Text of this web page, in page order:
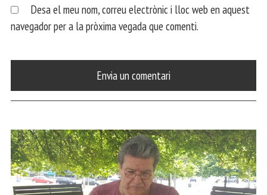
Desa el meu nom, correu electrònic i lloc web en aquest
navegador per a la pròxima vegada que comenti.